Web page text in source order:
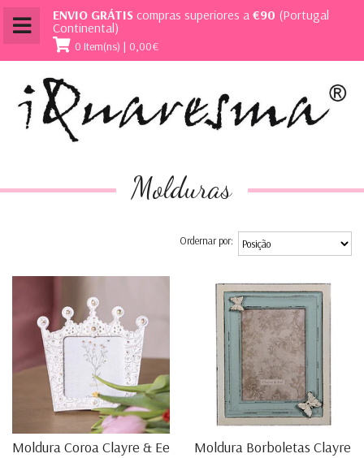
ENVIO GRÁTIS compras superiores a €90 (Portugal
Continental)
0 Item(ns) | 0,00€
Molduras
Ordernar por:
Moldura Coroa Clayre & Eef ... Moldura Borboletas Clayre